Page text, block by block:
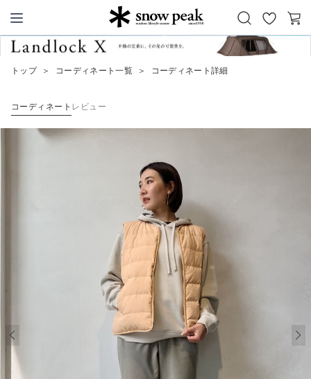
Snow Peak
お
気
カ
トップ ＞ コーディネート一覧 ＞ コーディネート詳細
コーディネート レビュー